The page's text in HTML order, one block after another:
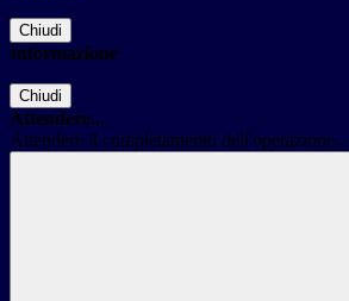
Chiudi
Informazione
Chiudi
Attendere...
Attendere il completamento dell'operazione...